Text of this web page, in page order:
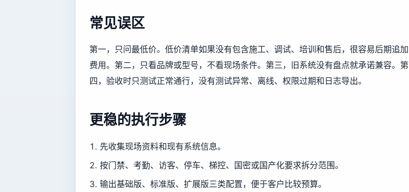
常见误区
第一，只问最低价。低价清单如果没有包含施工、调试、培训和售后，很容易后期追加
费用。第二，只看品牌或型号，不看现场条件。第三，旧系统没有盘点就承诺兼容。第
四，验收时只测试正常通行，没有测试异常、离线、权限过期和日志导出。
更稳的执行步骤
先收集现场资料和现有系统信息。
按门禁、考勤、访客、停车、梯控、国密或国产化要求拆分范围。
输出基础版、标准版、扩展版三类配置，便于客户比较预算。